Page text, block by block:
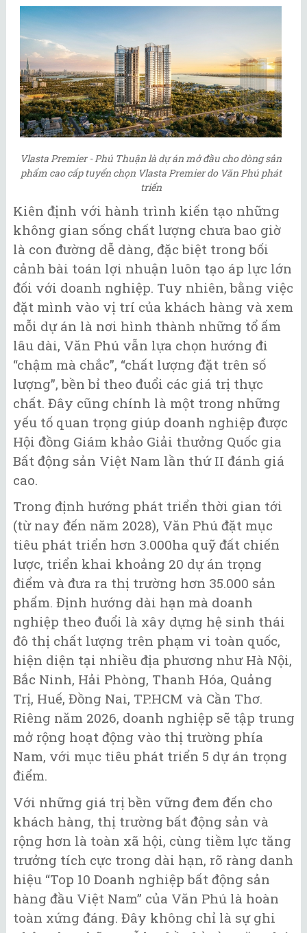
Vlasta Premier - Phú Thuận là dự án mở đầu cho dòng sản
phẩm cao cấp tuyển chọn Vlasta Premier do Văn Phú phát
triển
Kiên định với hành trình kiến tạo những
không gian sống chất lượng chưa bao giờ
là con đường dễ dàng, đặc biệt trong bối
cảnh bài toán lợi nhuận luôn tạo áp lực lớn
đối với doanh nghiệp. Tuy nhiên, bằng việc
đặt mình vào vị trí của khách hàng và xem
mỗi dự án là nơi hình thành những tổ ấm
lâu dài, Văn Phú vẫn lựa chọn hướng đi
“chậm mà chắc”, “chất lượng đặt trên số
lượng”, bền bỉ theo đuổi các giá trị thực
chất. Đây cũng chính là một trong những
yếu tố quan trọng giúp doanh nghiệp được
Hội đồng Giám khảo Giải thưởng Quốc gia
Bất động sản Việt Nam lần thứ II đánh giá
cao.
Trong định hướng phát triển thời gian tới
(từ nay đến năm 2028), Văn Phú đặt mục
tiêu phát triển hơn 3.000ha quỹ đất chiến
lược, triển khai khoảng 20 dự án trọng
điểm và đưa ra thị trường hơn 35.000 sản
phẩm. Định hướng dài hạn mà doanh
nghiệp theo đuổi là xây dựng hệ sinh thái
đô thị chất lượng trên phạm vi toàn quốc,
hiện diện tại nhiều địa phương như Hà Nội,
Bắc Ninh, Hải Phòng, Thanh Hóa, Quảng
Trị, Huế, Đồng Nai, TP.HCM và Cần Thơ.
Riêng năm 2026, doanh nghiệp sẽ tập trung
mở rộng hoạt động vào thị trường phía
Nam, với mục tiêu phát triển 5 dự án trọng
điểm.
Với những giá trị bền vững đem đến cho
khách hàng, thị trường bất động sản và
rộng hơn là toàn xã hội, cùng tiềm lực tăng
trưởng tích cực trong dài hạn, rõ ràng danh
hiệu “Top 10 Doanh nghiệp bất động sản
hàng đầu Việt Nam” của Văn Phú là hoàn
toàn xứng đáng. Đây không chỉ là sự ghi